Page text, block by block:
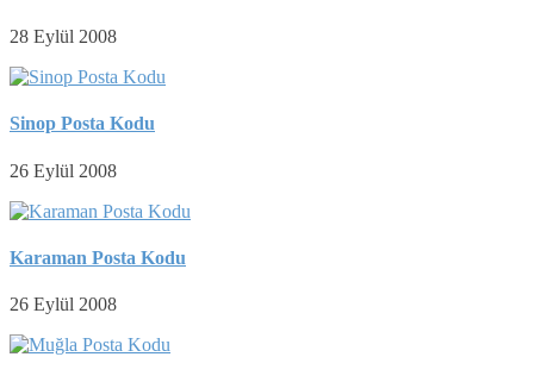
28 Eylül 2008
Sinop Posta Kodu
26 Eylül 2008
Karaman Posta Kodu
26 Eylül 2008